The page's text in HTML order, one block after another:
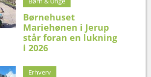
Børnehuset
Mariehønen i Jerup
står foran en lukning
i 2026
Erhverv